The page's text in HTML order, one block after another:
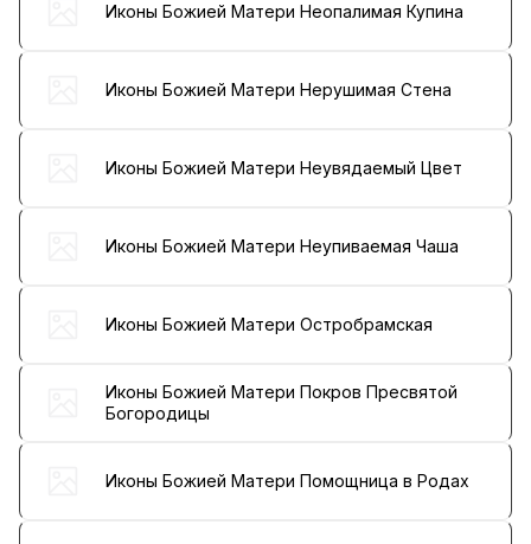
Иконы Божией Матери Неопалимая Купина
Иконы Божией Матери Нерушимая Стена
Иконы Божией Матери Неувядаемый Цвет
Иконы Божией Матери Неупиваемая Чаша
Иконы Божией Матери Остробрамская
Иконы Божией Матери Покров Пресвятой
Богородицы
Иконы Божией Матери Помощница в Родах